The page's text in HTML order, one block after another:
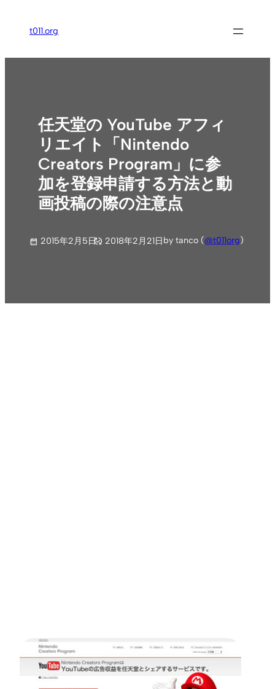
ス
t011.org
任天堂の YouTube アフィ
リエイト「Nintendo
Creators Program」に参
加を登録申請する方法と動
画投稿の際の注意点
2015年2月5日 2018年2月21日by tanco (@t011org)